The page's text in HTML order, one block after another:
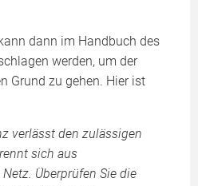
dann im Handbuch des
werden, um der
Grund zu gehen. Hier ist
verlässt den zulässigen
sich aus
Überprüfen Sie die